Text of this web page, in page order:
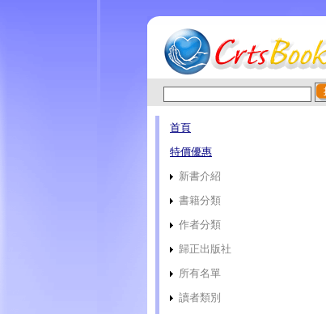
首頁
特價優惠
新書介紹
書籍分類
作者分類
歸正出版社
所有名單
讀者類別